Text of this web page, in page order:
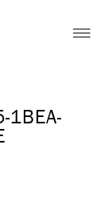
1BEA-